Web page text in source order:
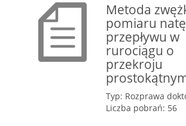
Metoda
pomiaru
przepływu w
rurociągu o
przekroju
Typ: Rozprawa
Liczba pobrań: 56